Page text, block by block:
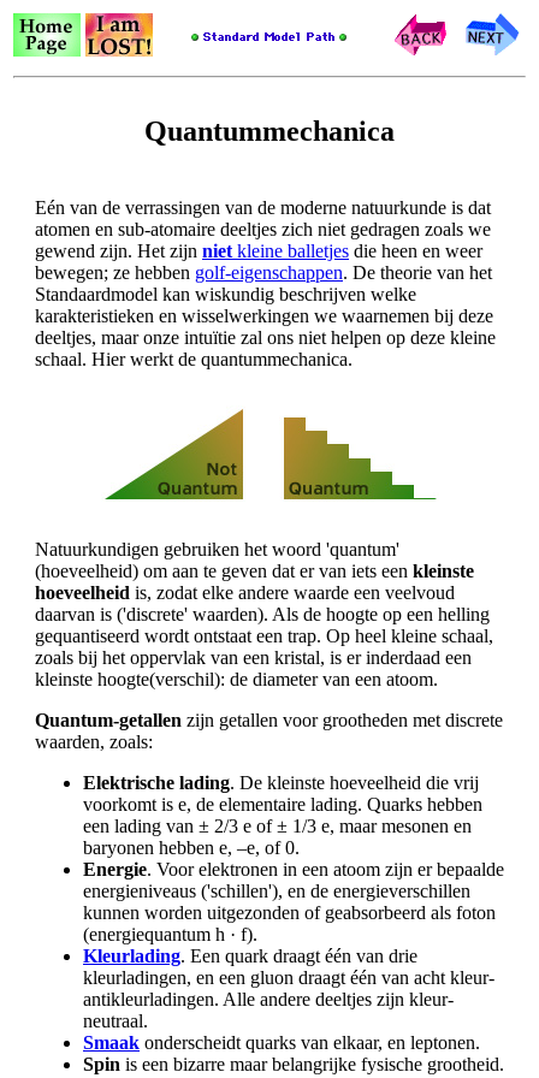
Quantummechanica
Eén van de verrassingen van de moderne natuurkunde is dat
atomen en sub-atomaire deeltjes zich niet gedragen zoals we
gewend zijn. Het zijn niet kleine balletjes die heen en weer
bewegen; ze hebben golf-eigenschappen. De theorie van het
Standaardmodel kan wiskundig beschrijven welke
karakteristieken en wisselwerkingen we waarnemen bij deze
deeltjes, maar onze intuïtie zal ons niet helpen op deze kleine
schaal. Hier werkt de quantummechanica.
Natuurkundigen gebruiken het woord 'quantum'
(hoeveelheid) om aan te geven dat er van iets een kleinste
hoeveelheid is, zodat elke andere waarde een veelvoud
daarvan is ('discrete' waarden). Als de hoogte op een helling
gequantiseerd wordt ontstaat een trap. Op heel kleine schaal,
zoals bij het oppervlak van een kristal, is er inderdaad een
kleinste hoogte(verschil): de diameter van een atoom.
Quantum-getallen zijn getallen voor grootheden met discrete
waarden, zoals:
Elektrische lading. De kleinste hoeveelheid die vrij
voorkomt is e, de elementaire lading. Quarks hebben
een lading van ± 2/3 e of ± 1/3 e, maar mesonen en
baryonen hebben e, –e, of 0.
Energie. Voor elektronen in een atoom zijn er bepaalde
energieniveaus ('schillen'), en de energieverschillen
kunnen worden uitgezonden of geabsorbeerd als foton
(energiequantum h · f).
Kleurlading. Een quark draagt één van drie
kleurladingen, en een gluon draagt één van acht kleur-
antikleurladingen. Alle andere deeltjes zijn kleur-
neutraal.
Smaak onderscheidt quarks van elkaar, en leptonen.
Spin is een bizarre maar belangrijke fysische grootheid.